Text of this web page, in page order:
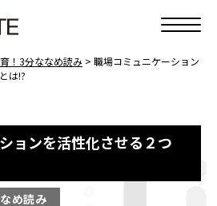
！3分ななめ読み > 職場コミュニケーション
は!?
ョンを活性化させる２つ
め読み